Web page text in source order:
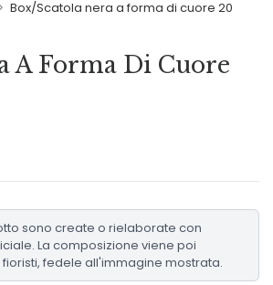
Box/Scatola nera a forma di cuore 20
A Forma Di Cuore
sono create o rielaborate con
La composizione viene poi
fedele all'immagine mostrata.